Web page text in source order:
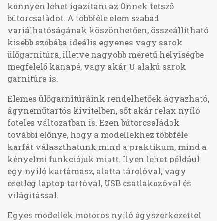
könnyen lehet igazítani az Önnek tetsző
bútorcsaládot. A többféle elem szabad
variálhatóságának köszönhetően, összeállítható
kisebb szobába ideális egyenes vagy sarok
ülőgarnitúra, illetve nagyobb méretű helyiségbe
megfelelő kanapé, vagy akár U alakú sarok
garnitúra is.
Elemes ülőgarnitúráink rendelhetőek ágyazható,
ágyneműtartós kivitelben, sőt akár relax nyíló
foteles változatban is. Ezen bútorcsaládok
további előnye, hogy a modellekhez többféle
karfát választhatunk mind a praktikum, mind a
kényelmi funkciójuk miatt. Ilyen lehet például
egy nyíló kartámasz, alatta tárolóval, vagy
esetleg laptop tartóval, USB csatlakozóval és
világítással.
Egyes modellek motoros nyíló ágyszerkezettel